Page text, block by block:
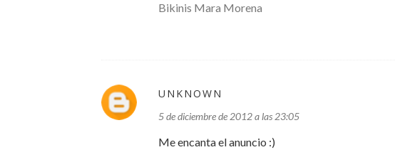
Bikinis Mara Morena
UNKNOWN
5 de diciembre de 2012 a las 23:05
Me encanta el anuncio :)